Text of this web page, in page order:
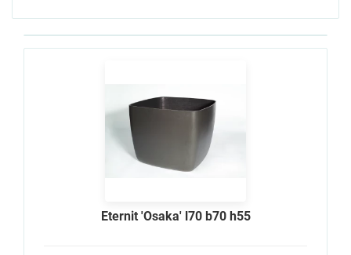
Eternit 'Osaka' l70 b70 h55